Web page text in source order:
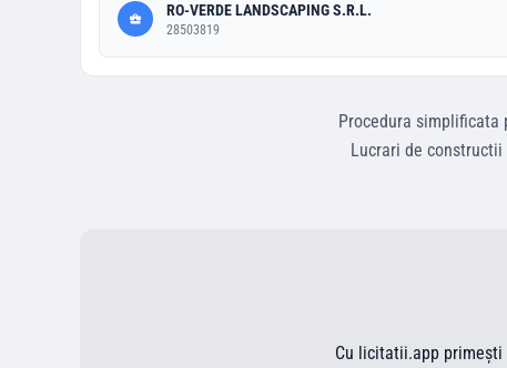
RO-VERDE LANDSCAPING S.R.L.
28503819
Procedura simplificata
Lucrari de constructii
Cu licitatii.app